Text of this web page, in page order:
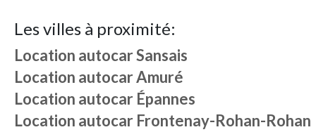
Les villes à proximité:
Location autocarSansais
Location autocarAmuré
Location autocar Épannes
Location autocar Frontenay-Rohan-Rohan